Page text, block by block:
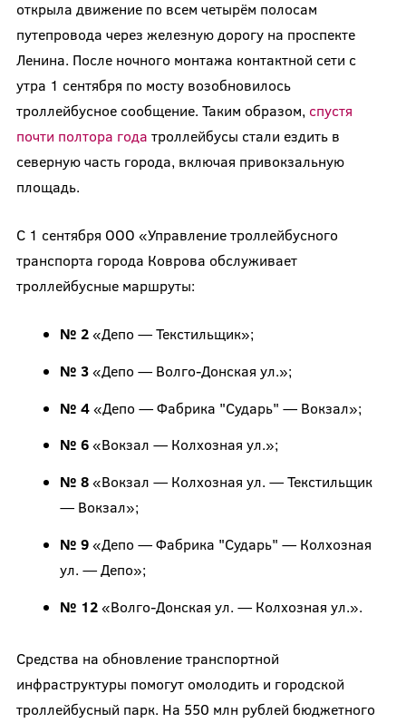
открыла движение по всем четырём полосам
путепровода через железную дорогу на проспекте
Ленина. После ночного монтажа контактной сети с
утра 1 сентября по мосту возобновилось
троллейбусное сообщение. Таким образом, спустя
почти полтора года троллейбусы стали ездить в
северную часть города, включая привокзальную
площадь.
С 1 сентября ООО «Управление троллейбусного
транспорта города Коврова обслуживает
троллейбусные маршруты:
№ 2«Депо — Текстильщик»;
№ 3«Депо — Волго-Донская ул.»;
№ 4«Депо — Фабрика "Сударь" — Вокзал»;
№ 6«Вокзал — Колхозная ул.»;
№ 8«Вокзал — Колхозная ул. — Текстильщик
— Вокзал»;
№ 9«Депо — Фабрика "Сударь" — Колхозная
ул. — Депо»;
№ 12«Волго-Донская ул. — Колхозная ул.».
Средства на обновление транспортной
инфраструктуры помогут омолодить и городской
троллейбусный парк. На 550 млн рублей бюджетного